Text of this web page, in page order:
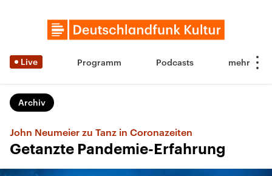
Live Programm Podcasts
Archiv
John Neumeier zu Tanz in Coronazeiten
Getanzte Pandemie-Erfahrung